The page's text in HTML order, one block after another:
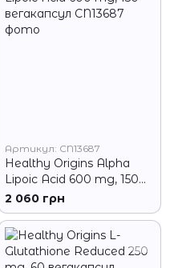
Артикул: CN13687
Healthy Origins Alpha
Lipoic Acid 600 mg, 150
вегакапсул
2 060 грн